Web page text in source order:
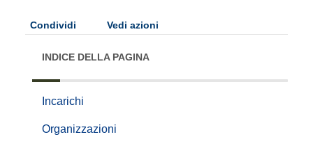
Condividi Vedi azioni
INDICE DELLA PAGINA
Incarichi
Organizzazioni